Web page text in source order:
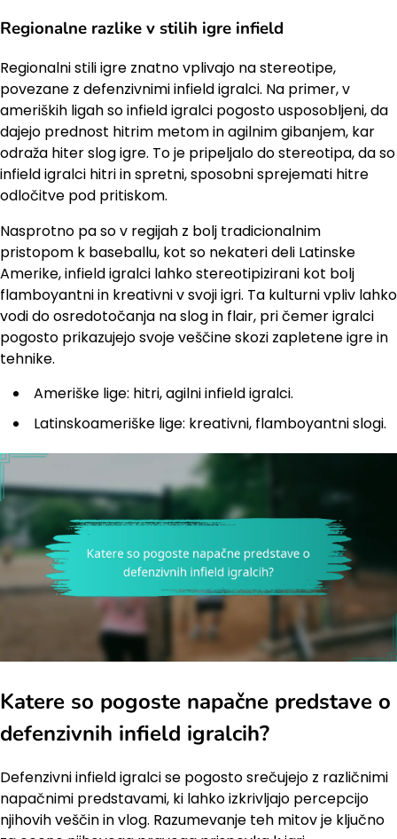
Regionalne razlike v stilih igre infield
Regionalni stili igre znatno vplivajo na stereotipe,
povezane z defenzivnimi infield igralci. Na primer, v
ameriških ligah so infield igralci pogosto usposobljeni, da
dajejo prednost hitrim metom in agilnim gibanjem, kar
odraža hiter slog igre. To je pripeljalo do stereotipa, da so
infield igralci hitri in spretni, sposobni sprejemati hitre
odločitve pod pritiskom.
Nasprotno pa so v regijah z bolj tradicionalnim
pristopom k baseballu, kot so nekateri deli Latinske
Amerike, infield igralci lahko stereotipizirani kot bolj
flamboyantni in kreativni v svoji igri. Ta kulturni vpliv lahko
vodi do osredotočanja na slog in flair, pri čemer igralci
pogosto prikazujejo svoje veščine skozi zapletene igre in
tehnike.
Ameriške lige: hitri, agilni infield igralci.
Latinskoameriške lige: kreativni, flamboyantni slogi.
Katere so pogoste napačne predstave o
defenzivnih infield igralcih?
Defenzivni infield igralci se pogosto srečujejo z različnimi
napačnimi predstavami, ki lahko izkrivljajo percepcijo
njihovih veščin in vlog. Razumevanje teh mitov je ključno